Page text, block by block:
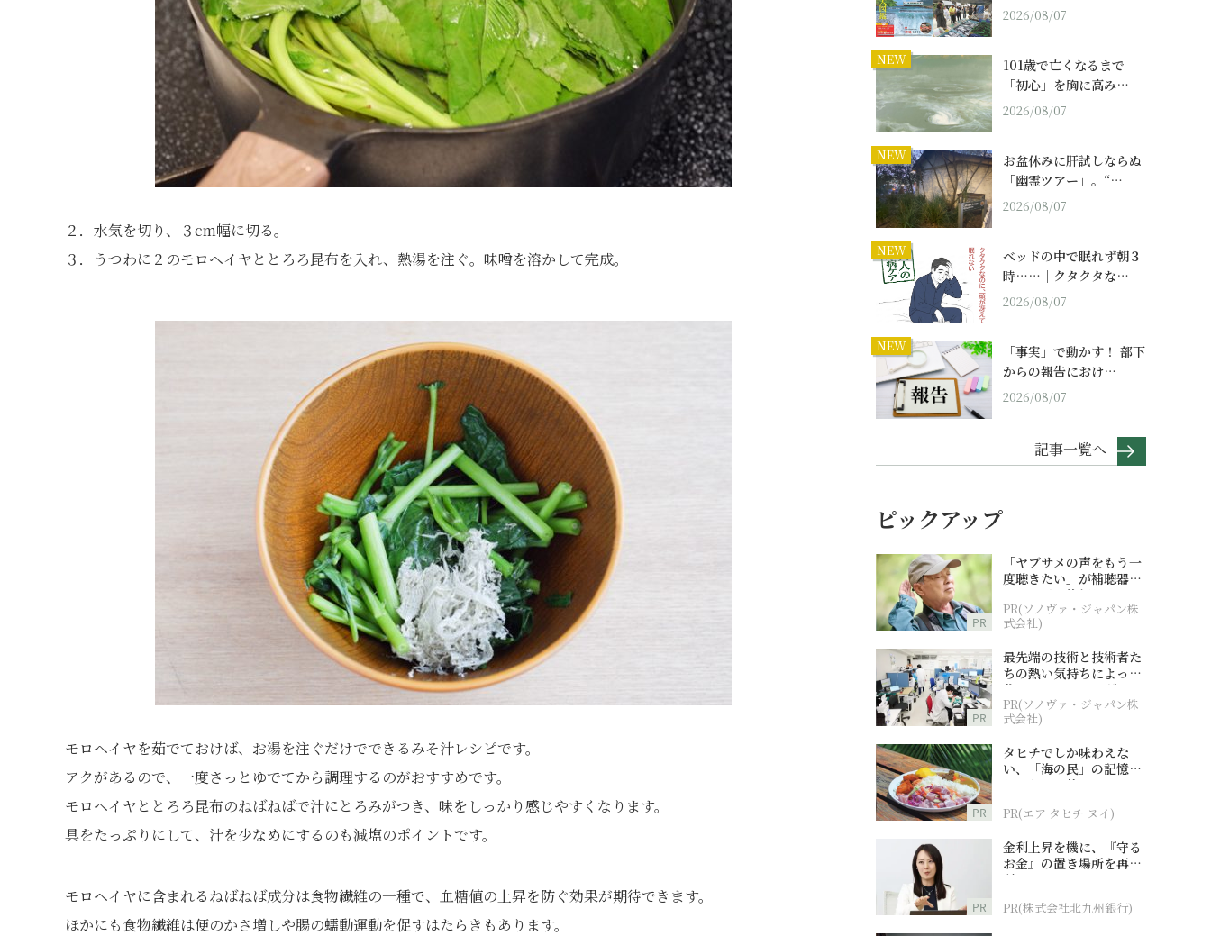
２．水気を切り、３cm幅に切る。
３．うつわに２のモロヘイヤととろろ昆布を入れ、熱湯を注ぐ。味噌を溶かして完成。
モロヘイヤを茹でておけば、お湯を注ぐだけでできるみそ汁レシピです。
アクがあるので、一度さっとゆでてから調理するのがおすすめです。
モロヘイヤととろろ昆布のねばねばで汁にとろみがつき、味をしっかり感じやすくなります。
具をたっぷりにして、汁を少なめにするのも減塩のポイントです。
モロヘイヤに含まれるねばねば成分は食物繊維の一種で、血糖値の上昇を防ぐ効果が期待できます。
ほかにも食物繊維は便のかさ増しや腸の蠕動運動を促すはたらきもあります。
2026/08/07
NEW
101歳で亡くなるまで
「初心」を胸に高み…
2026/08/07
NEW
お盆休みに肝試しならぬ
「幽霊ツアー」。“…
2026/08/07
NEW
ベッドの中で眠れず朝３
時……｜クタクタな…
2026/08/07
NEW
「事実」で動かす！ 部下
からの報告におけ…
2026/08/07
記事一覧へ
ピックアップ
PR
「ヤブサメの声をもう一
度聴きたい」が補聴器チ
ャレンジの後押しに
PR(ソノヴァ・ジャパン株
式会社)
PR
最先端の技術と技術者た
ちの熱い気持ちによって
作られているオーダーメ
イド補聴器
PR(ソノヴァ・ジャパン株
式会社)
PR
タヒチでしか味わえな
い、「海の民」の記憶へ
とつながる旅
PR(エア タヒチ ヌイ)
PR
金利上昇を機に、『守る
お金』の置き場所を再検
討
PR(株式会社北九州銀行)